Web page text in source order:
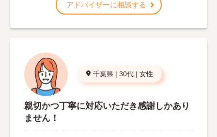
アドバイザーに相談する
千葉県 | 30代 | 女性
親切かつ丁寧に対応いただき感謝しかあり
ません！